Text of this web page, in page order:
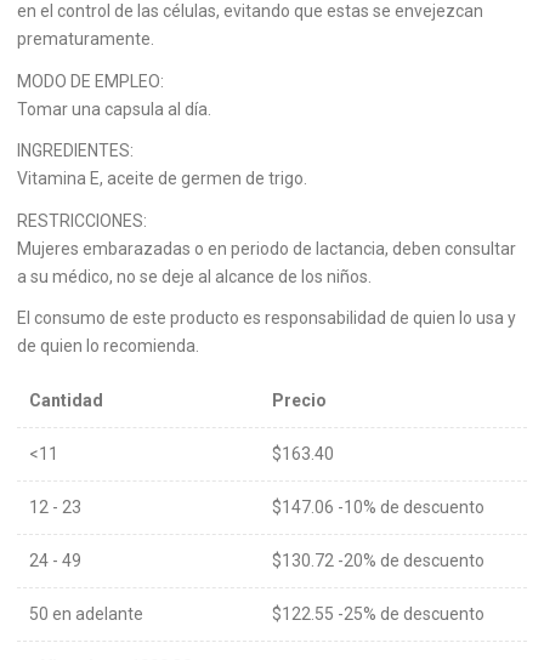
en el control de las células, evitando que estas se envejezcan
prematuramente.
MODO DE EMPLEO:
Tomar una capsula al día.
INGREDIENTES:
Vitamina E, aceite de germen de trigo.
RESTRICCIONES:
Mujeres embarazadas o en periodo de lactancia, deben consultar
a su médico, no se deje al alcance de los niños.
El consumo de este producto es responsabilidad de quien lo usa y
de quien lo recomienda.
Cantidad Precio
<11 $163.40
12 - 23 $147.06 -10% de descuento
24 - 49 $130.72 -20% de descuento
50 en adelante $122.55 -25% de descuento